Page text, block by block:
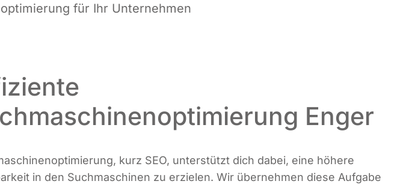
für Ihr Unternehmen
Enger
kurz SEO, unter­stützt dich dabei, eine höhe­re
in den Such­ma­schi­nen zu erzie­len. Wir über­neh­men die­se Auf­ga­be